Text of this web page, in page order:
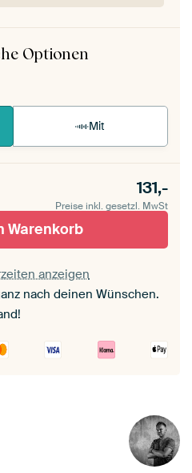
Handumdrehen
ansehen
Optionen
Mit
131,-
Preise inkl. gesetzl. MwSt
Warenkorb
anzeigen
nach deinen Wünschen.